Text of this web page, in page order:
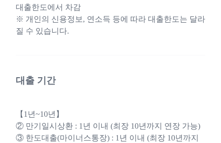
대출한도에서 차감
※ 개인의 신용정보, 연소득 등에 따라 대출한도는 달라
질 수 있습니다.
대출 기간
【1년~10년】
② 만기일시상환 : 1년 이내 (최장 10년까지 연장 가능)
③ 한도대출(마이너스통장) : 1년 이내 (최장 10년까지